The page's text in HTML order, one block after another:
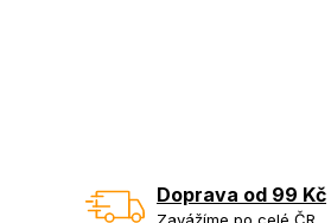
Doprava od 99 Kč